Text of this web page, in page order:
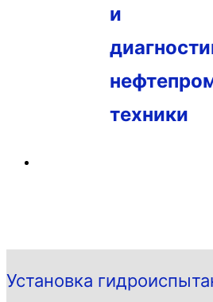
и
техники
Установка